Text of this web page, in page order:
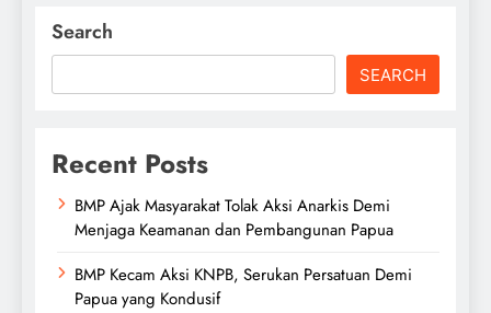
Search
SEARCH
Recent Posts
BMP Ajak Masyarakat Tolak Aksi Anarkis Demi
Menjaga Keamanan dan Pembangunan Papua
BMP Kecam Aksi KNPB, Serukan Persatuan Demi
Papua yang Kondusif